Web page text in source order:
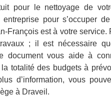
pour le nettoyage de
pour s’occuper
François est à votre service.
; il est nécessaire
document vous aide à
totalité des budgets à
d’information, vous
à Draveil.